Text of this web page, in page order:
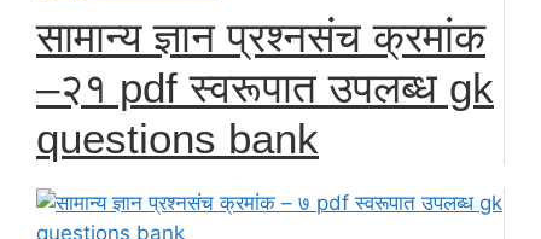
सामान्य ज्ञान प्रश्नसंच क्रमांक
–२१ pdf स्वरूपात उपलब्ध gk
questions bank